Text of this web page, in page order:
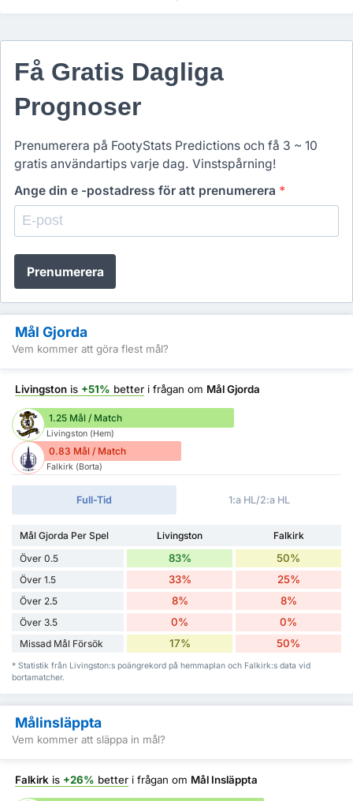
Få Gratis Dagliga
Prognoser
Prenumerera på FootyStats Predictions och få 3 ~ 10
gratis användartips varje dag. Vinstspårning!
Ange din e -postadress för att prenumerera *
Prenumerera
Mål Gjorda
Vem kommer att göra flest mål?
Livingston is +51% better i frågan om Mål Gjorda
1.25 Mål / Match
Livingston (Hem)
0.83 Mål / Match
Falkirk (Borta)
Full-Tid 1:a HL/2:a HL
Mål Gjorda Per Spel Livingston
Falkirk
Över 0.5
83% 50%
Över 1.5 33% 25%
Över 2.5 8% 8%
Över 3.5 0% 0%
Missad Mål Försök 17% 50%
* Statistik från Livingston:s poängrekord på hemmaplan och Falkirk:s data vid
bortamatcher.
Målinsläppta
Vem kommer att släppa in mål?
Falkirk is +26% better i frågan om Mål Insläppta